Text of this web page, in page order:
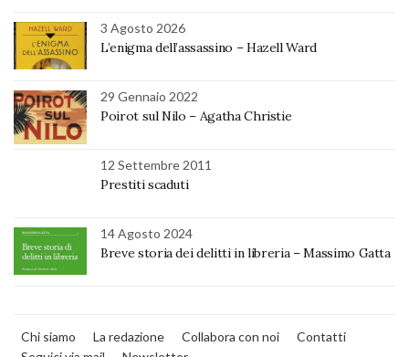
3 Agosto 2026
L’enigma dell’assassino – Hazell Ward
29 Gennaio 2022
Poirot sul Nilo – Agatha Christie
12 Settembre 2011
Prestiti scaduti
14 Agosto 2024
Breve storia dei delitti in libreria – Massimo Gatta
Chi siamo La redazione Collabora con noi
Contatti